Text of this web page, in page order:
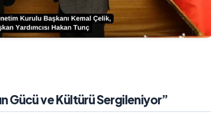
Gücü ve Kültürü Sergileniyor”